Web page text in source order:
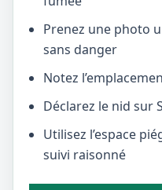
Prenez une photo
sans danger
Notez
Déclarez le nid sur
Utilisez l’espace
suivi raisonné